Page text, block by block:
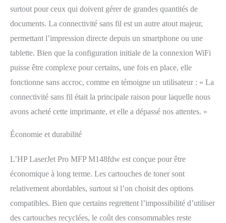
surtout pour ceux qui doivent gérer de grandes quantités de
documents. La connectivité sans fil est un autre atout majeur,
permettant l’impression directe depuis un smartphone ou une
tablette. Bien que la configuration initiale de la connexion WiFi
puisse être complexe pour certains, une fois en place, elle
fonctionne sans accroc, comme en témoigne un utilisateur : « La
connectivité sans fil était la principale raison pour laquelle nous
avons acheté cette imprimante, et elle a dépassé nos attentes. »
Économie et durabilité
L’HP LaserJet Pro MFP M148fdw est conçue pour être
économique à long terme. Les cartouches de toner sont
relativement abordables, surtout si l’on choisit des options
compatibles. Bien que certains regrettent l’impossibilité d’utiliser
des cartouches recyclées, le coût des consommables reste